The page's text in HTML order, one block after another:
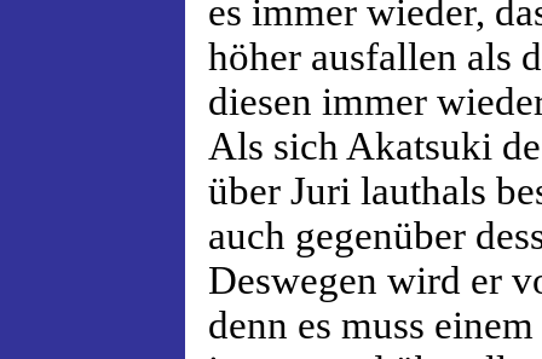
es immer wieder,
höher ausfallen als
diesen immer
Als sich Akatsuki
über Juri lauthals
auch gegenüber
Deswegen wird er
denn es muss